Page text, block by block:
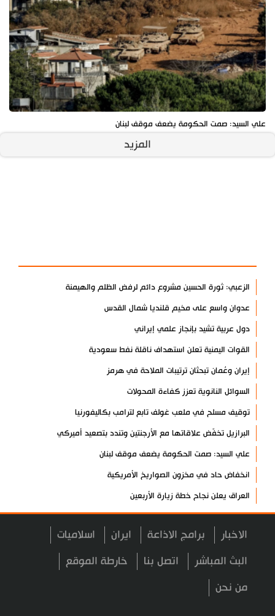
علي السيد: صمت الحكومة يضعف موقف لبنان
المزيد
الزعبي: ثورة الحسين مشروع دائم لرفض الظلم والهيمنة
عدوان واسع على مخيم قلنديا شمال القدس
دول عربية تشيد بإنجاز علمي إيراني
القوات اليمنية تعلن استهداف ناقلة نفط سعودية
إيران وعُمان تبحثان ترتيبات الملاحة في هرمز
السوائل النانوية تعزز كفاءة المحولات
توقيف مسلح في ملعب غولف تابع لترامب بكاليفورنيا
البرازيل تخفّض علاقاتها مع الأرجنتين وتندد بتصعيد أميركي
علي السيد: صمت الحكومة يضعف موقف لبنان
انخفاض حاد في مخزون الصواريخ الأمريكية
العراق يعلن نجاح خطة زيارة الأربعين
رضائي: إيران جاهزة للدفاع عن سيادتها
رئيس بلدية طهران يلتقي مع متولي العتبة الحسينية ومحافظ كربلاء
تقرير مصور.. مراسم عزاء الأربعين بجوار مكان استشهاد الإمام
فريق طبي إيراني ينقذ حياة طفل عراقي بأعجوبة+ فيديو
الاخبار برامج الاذاعة ايران اسلاميات
البث المباشر اتصل بنا خارطة الموقع
من نحن